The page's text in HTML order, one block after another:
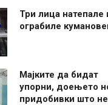
Три лица натепале
ограбиле
Мајките да бидат
упорни, доењето
придобивки што не